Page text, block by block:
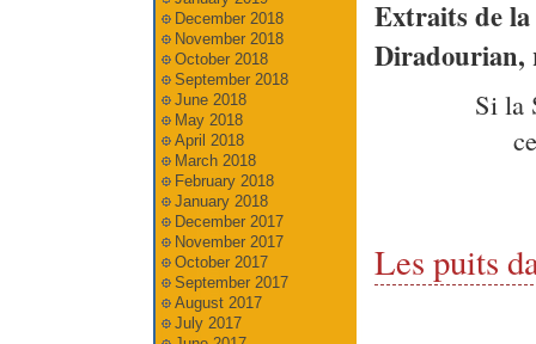
Extraits de la
Diradourian,
Si la
Les puits
December 2018
November 2018
October 2018
September 2018
June 2018
May 2018
April 2018
March 2018
February 2018
January 2018
December 2017
November 2017
October 2017
September 2017
August 2017
July 2017